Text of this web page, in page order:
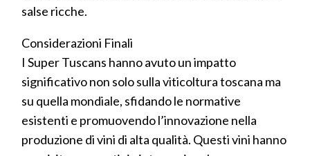
salse ricche.
Considerazioni Finali
I Super Tuscans hanno avuto un impatto
significativo non solo sulla viticoltura toscana ma
su quella mondiale, sfidando le normative
esistenti e promuovendo l’innovazione nella
produzione di vini di alta qualità. Questi vini hanno